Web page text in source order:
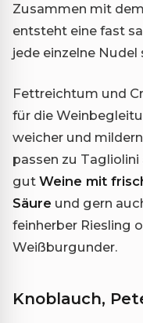
Zusammen mit
entsteht eine fast
jede einzelne
Fettreichtum und
für die
weicher und
passen zu
gut Weine mit
Säure und gern
feinherber Riesling
Weißburgunder.
Knoblauch,